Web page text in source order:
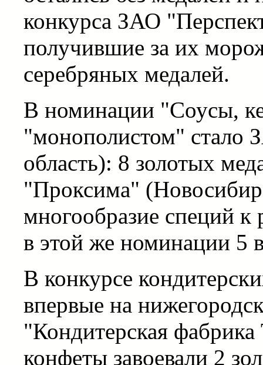
конкурса ЗАО
получившие за их
серебряных медалей.
В номинации "Соусы,
"монополистом" стало
область): 8 золотых
"Проксима"
многообразие специй к
в этой же номинации 5
В конкурсе
впервые на
"Кондитерская
конфеты завоевали 2